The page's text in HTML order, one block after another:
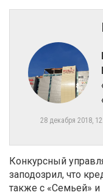
28 декабря 2018,
Конкурсный
заподозрил, что
также с «Семьей» и